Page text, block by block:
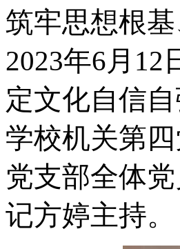
筑牢思想根
2023年6月 12
定文化自信
学校机关第
党支部全体
记方婷主持。